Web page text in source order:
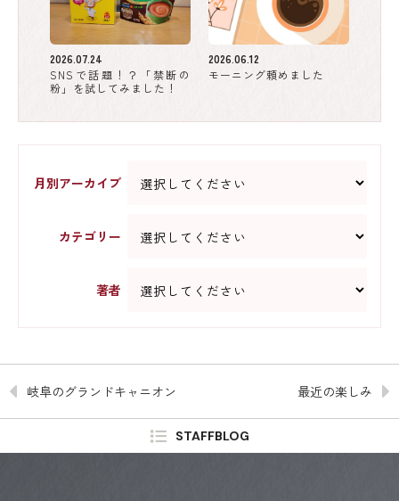
2026.07.24
SNSで話題！？「禁断の
粉」を試してみました！
2026.06.12
モーニング頼めました
月別アーカイブ
カテゴリー
著者
岐阜のグランドキャニオン 最近の楽しみ
STAFFBLOG